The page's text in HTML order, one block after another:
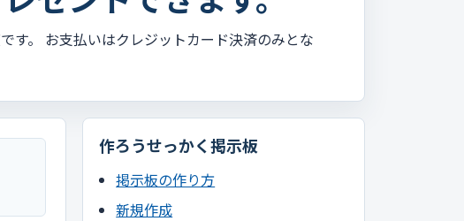
す。 お支払いはクレジットカード決済のみとな
作ろうせっかく掲示板
掲示板の作り方
新規作成